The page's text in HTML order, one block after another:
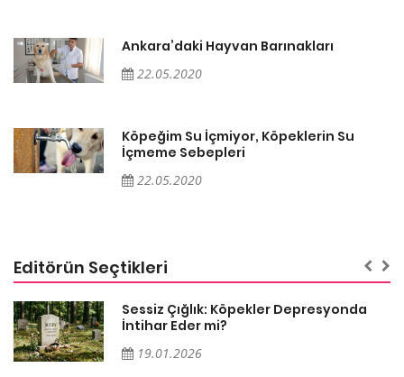
Ankara’daki Hayvan Barınakları
22.05.2020
Köpeğim Su İçmiyor, Köpeklerin Su
İçmeme Sebepleri
22.05.2020
Editörün Seçtikleri
Sessiz Çığlık: Köpekler Depresyonda
İntihar Eder mi?
19.01.2026